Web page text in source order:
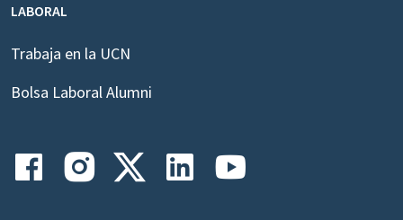
LABORAL
Trabaja en la UCN
Bolsa Laboral Alumni